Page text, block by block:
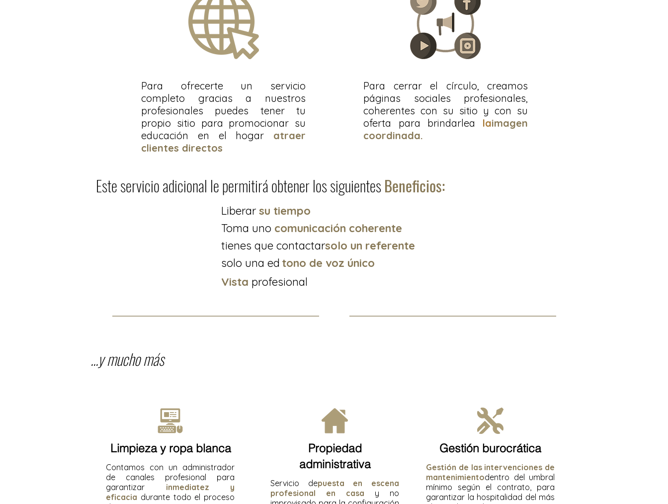
Para ofrecerte un servicio
completo gracias a nuestros
profesionales puedes tener tu
propio sitio para promocionar su
educación en el hogar atraer
clientes directos
Para cerrar el círculo, creamos
páginas sociales profesionales,
coherentes con su sitio y con su
oferta para brindarlea laimagen
coordinada.
Este servicio adicional le permitirá obtener los siguientesBeneficios:
Liberar su tiempo
Toma uno comunicación coherente
tienes que contactarsolo un referente
solo una ed tono de voz único
Vista profesional
...y mucho más
Limpieza y ropa blanca
Contamos con un administrador
de canales profesional para
garantizar inmediatez y
eficacia durante todo el proceso
Propiedad
administrativa
Servicio depuesta en escena
profesional en casa
y no
Gestión burocrática
Gestión de las intervenciones de
mantenimientodentro del umbral
mínimo según el contrato, para
garantizar la hospitalidad del más